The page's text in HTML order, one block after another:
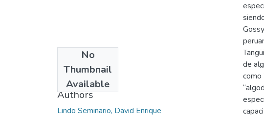
No
Thumbnail
Available
2021-08-28
Authors
Lindo Seminario, David Enrique
de
como